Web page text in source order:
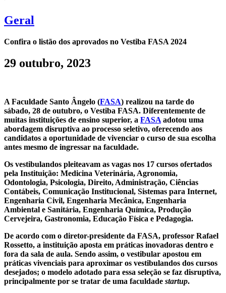
Geral
Confira o listão dos aprovados no Vestiba FASA 2024
29 outubro, 2023
A Faculdade Santo Ângelo (FASA) realizou na tarde do
sábado, 28 de outubro, o Vestiba FASA. Diferentemente de
muitas instituições de ensino superior, a FASA adotou uma
abordagem disruptiva ao processo seletivo, oferecendo aos
candidatos a oportunidade de vivenciar o curso de sua escolha
antes mesmo de ingressar na faculdade.
Os vestibulandos pleiteavam as vagas nos 17 cursos ofertados
pela Instituição: Medicina Veterinária, Agronomia,
Odontologia, Psicologia, Direito, Administração, Ciências
Contábeis, Comunicação Institucional, Sistemas para Internet,
Engenharia Civil, Engenharia Mecânica, Engenharia
Ambiental e Sanitária, Engenharia Química, Produção
Cervejeira, Gastronomia, Educação Física e Pedagogia.
De acordo com o diretor-presidente da FASA, professor Rafael
Rossetto, a instituição aposta em práticas inovadoras dentro e
fora da sala de aula. Sendo assim, o vestibular apostou em
práticas vivenciais para aproximar os vestibulandos dos cursos
desejados; o modelo adotado para essa seleção se faz disruptiva,
principalmente por se tratar de uma faculdade startup.